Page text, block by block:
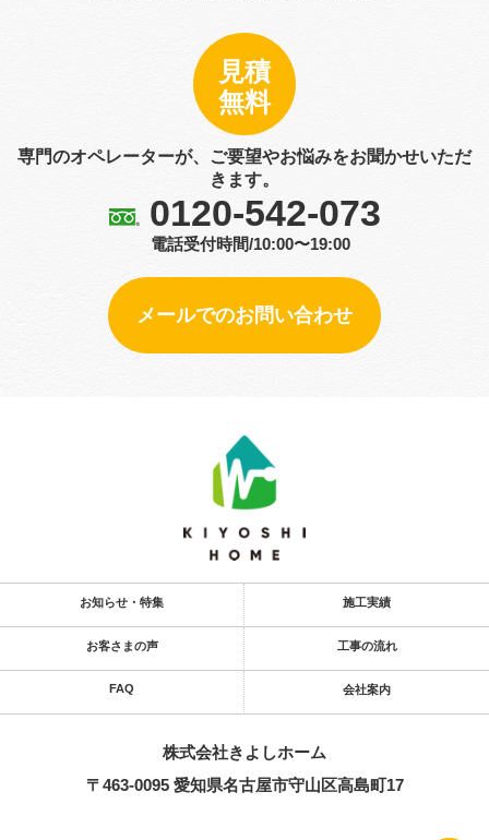
見積
無料
専門のオペレーターが、ご要望やお悩みをお聞かせいただ
きます。
0120-542-073
電話受付時間/10:00〜19:00
メールでのお問い合わせ
お知らせ・特集 施工実績
お客さまの声 工事の流れ
FAQ 会社案内
株式会社きよし​ホーム
〒463-0095 愛知県名古屋市守山区高島町17